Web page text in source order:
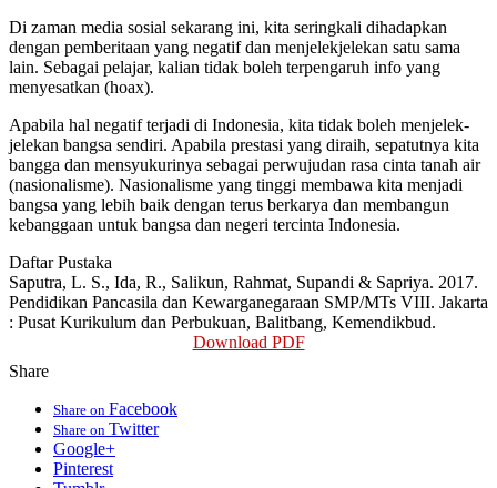
Di zaman media sosial sekarang ini, kita seringkali dihadapkan
dengan pemberitaan yang negatif dan menjelekjelekan satu sama
lain. Sebagai pelajar, kalian tidak boleh terpengaruh info yang
menyesatkan (hoax).
Apabila hal negatif terjadi di Indonesia, kita tidak boleh menjelek-
jelekan bangsa sendiri. Apabila prestasi yang diraih, sepatutnya kita
bangga dan mensyukurinya sebagai perwujudan rasa cinta tanah air
(nasionalisme). Nasionalisme yang tinggi membawa kita menjadi
bangsa yang lebih baik dengan terus berkarya dan membangun
kebanggaan untuk bangsa dan negeri tercinta Indonesia.
Daftar Pustaka
Saputra, L. S., Ida, R., Salikun, Rahmat, Supandi & Sapriya. 2017.
Pendidikan Pancasila dan Kewarganegaraan SMP/MTs VIII. Jakarta
: Pusat Kurikulum dan Perbukuan, Balitbang, Kemendikbud.
Download PDF
Share
Share on Facebook
Share on Twitter
Google+
Pinterest